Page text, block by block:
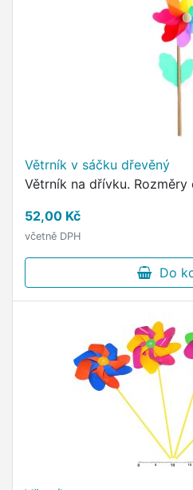
Větrník v sáčku dřevěný
Větrník na dřívku. Rozměry
52,00 Kč
včetně DPH
Do